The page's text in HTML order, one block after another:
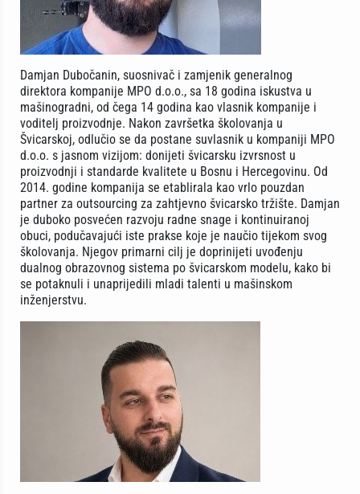
Damjan Dubočanin, suosnivač i zamjenik generalnog
direktora kompanije MPO d.o.o., sa 18 godina iskustva u
mašinogradni, od čega 14 godina kao vlasnik kompanije i
voditelj proizvodnje. Nakon završetka školovanja u
Švicarskoj, odlučio se da postane suvlasnik u kompaniji MPO
d.o.o. s jasnom vizijom: donijeti švicarsku izvrsnost u
proizvodnji i standarde kvalitete u Bosnu i Hercegovinu. Od
2014. godine kompanija se etablirala kao vrlo pouzdan
partner za outsourcing za zahtjevno švicarsko tržište. Damjan
je duboko posvećen razvoju radne snage i kontinuiranoj
obuci, podučavajući iste prakse koje je naučio tijekom svog
školovanja. Njegov primarni cilj je doprinijeti uvođenju
dualnog obrazovnog sistema po švicarskom modelu, kako bi
se potaknuli i unaprijedili mladi talenti u mašinskom
inženjerstvu.